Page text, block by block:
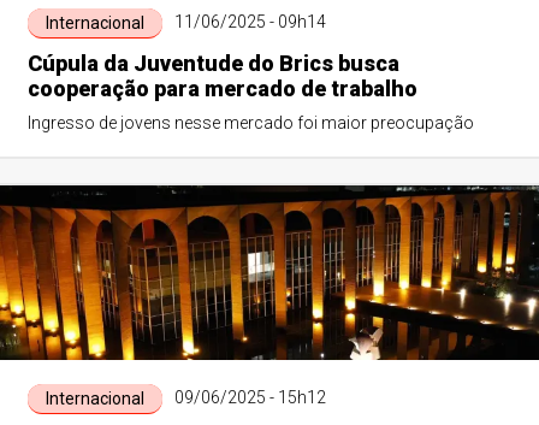
Internacional 11/06/2025 - 09h14
Cúpula da Juventude do Brics busca
cooperação para mercado de trabalho
Ingresso de jovens nesse mercado foi maior preocupação
Internacional 09/06/2025 - 15h12